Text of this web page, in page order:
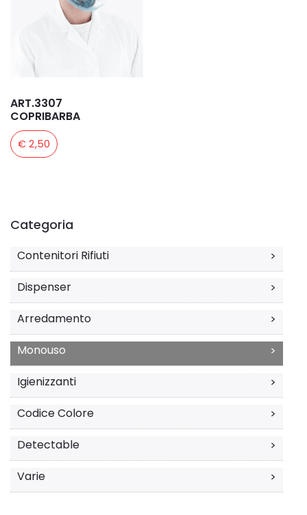
ART.3307
COPRIBARBA
€ 2,50
Categoria
Contenitori Rifiuti
>
Dispenser
>
Arredamento
>
Monouso
>
Igienizzanti
>
Codice Colore
>
Detectable
>
Varie
>